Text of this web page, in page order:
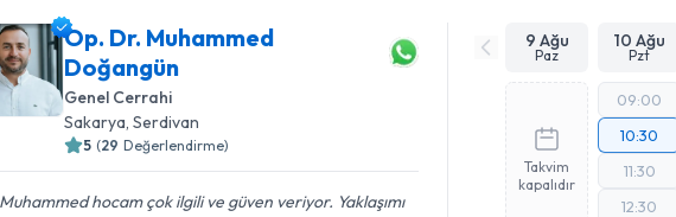
Op. Dr. Muhammed
Doğangün
Genel Cerrahi
Sakarya, Serdivan
5 (29 Değerlendirme)
hocam çok ilgili ve güven veriyor. Yaklaşımı
9 Ağu
Paz
10 Ağu
Pzt
Takvim
kapalıdır
09:00
10:30
11:30
12:30